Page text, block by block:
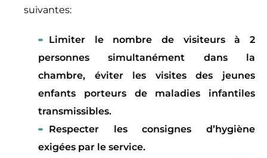
suivantes:
Limiter le nombre de visiteurs à 2
personnes simultanément dans la
chambre, éviter les visites des jeunes
enfants porteurs de maladies infantiles
transmissibles.
Respecter les consignes d’hygiène
exigées par le service.